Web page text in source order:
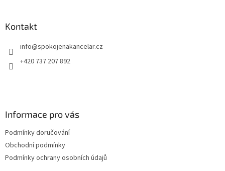
Kontakt
info@spokojenakancelar.cz
+420 737 207 892
Informace pro vás
Podmínky doručování
Obchodní podmínky
Podmínky ochrany osobních údajů